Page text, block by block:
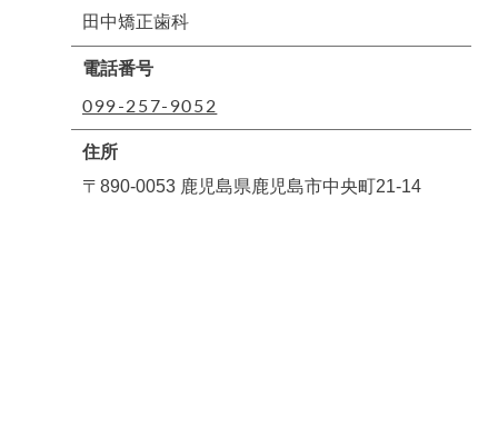
田中矯正歯科
電話番号
099-257-9052
住所
〒890-0053 鹿児島県鹿児島市中央町21-14